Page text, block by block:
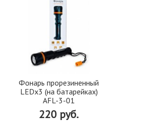
Фонарь прорезиненный
LEDx3 (на батарейках)
AFL-3-01
220 руб.